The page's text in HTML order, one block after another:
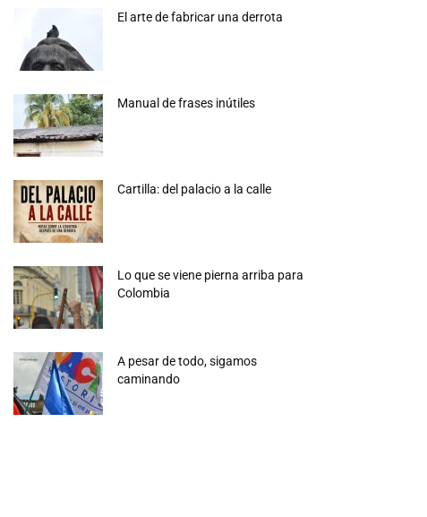
El arte de fabricar una derrota
Manual de frases inútiles
Cartilla: del palacio a la calle
Lo que se viene pierna arriba para
Colombia
A pesar de todo, sigamos
caminando